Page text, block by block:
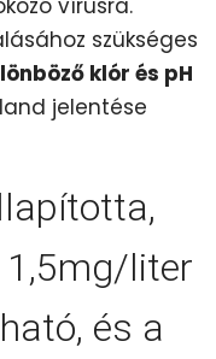
vírusra.
szükséges
klór és pH
jelentése
1,5mg/liter
és a